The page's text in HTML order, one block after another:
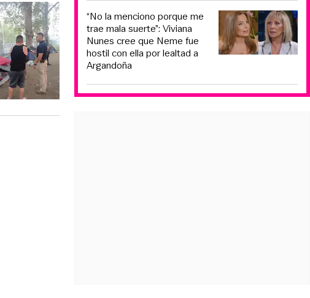
“No la menciono porque me
trae mala suerte”: Viviana
Nunes cree que Neme fue
hostil con ella por lealtad a
Argandoña